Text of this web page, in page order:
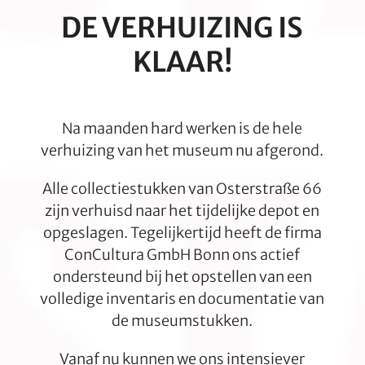
DE VERHUIZING IS
KLAAR!
Na maanden hard werken is de hele
verhuizing van het museum nu afgerond.
Alle collectiestukken van Osterstraße 66
zijn verhuisd naar het tijdelijke depot en
opgeslagen. Tegelijkertijd heeft de firma
ConCultura GmbH Bonn ons actief
ondersteund bij het opstellen van een
volledige inventaris en documentatie van
de museumstukken.
Vanaf nu kunnen we ons intensiever